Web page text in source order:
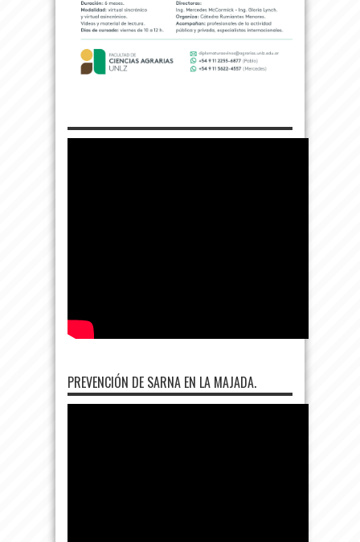
PREVENCIÓN DE SARNA EN LA MAJADA.